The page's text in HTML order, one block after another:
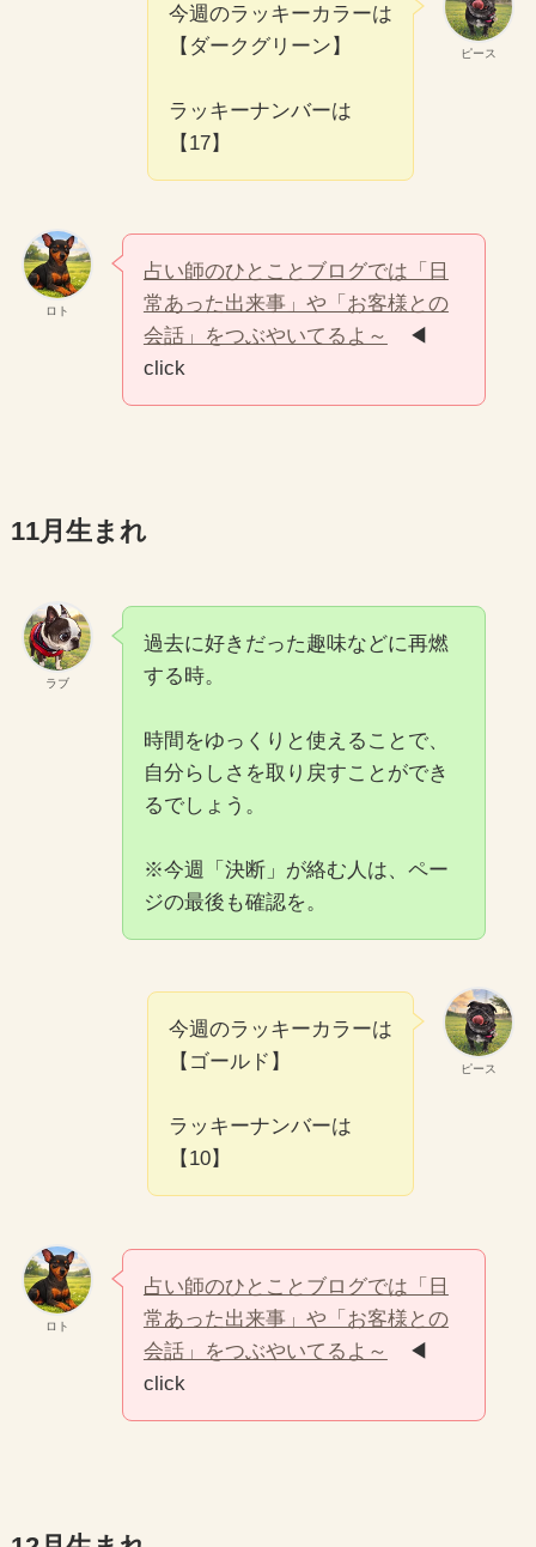
ピース
今週のラッキーカラーは
【ダークグリーン】
ラッキーナンバーは
【17】
ロト
占い師のひとことブログでは「日
常あった出来事」や「お客様との
会話」をつぶやいてるよ～
◀
click
11月生まれ
ラブ
過去に好きだった趣味などに再燃
する時。
時間をゆっくりと使えることで、
自分らしさを取り戻すことができ
るでしょう。
※今週「決断」が絡む人は、ペー
ジの最後も確認を。
ピース
今週のラッキーカラーは
【ゴールド】
ラッキーナンバーは
【10】
ロト
占い師のひとことブログでは「日
常あった出来事」や「お客様との
会話」をつぶやいてるよ～
◀
click